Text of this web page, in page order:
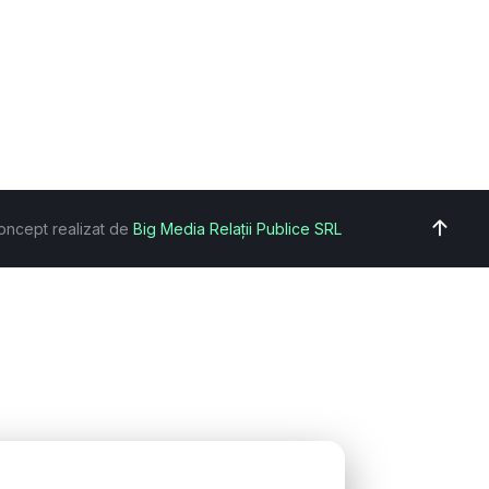
realizat de Big Media Relații Publice SRL